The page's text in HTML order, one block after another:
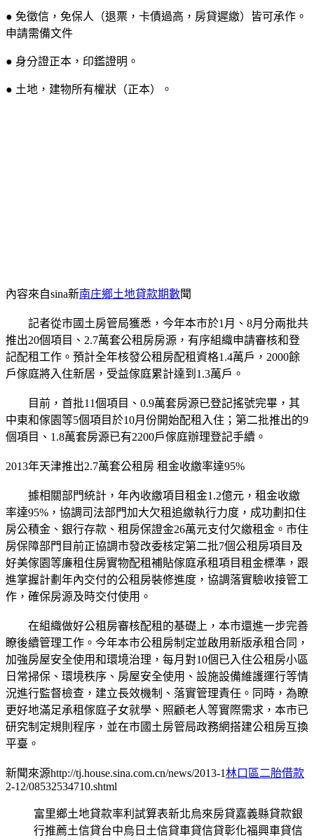
● 免徵信，免保人（退票，卡債過高，房貸遲繳）皆可承作。
申請需備文件
● 身分證正本，印鑑證明。
● 土地，建物所有權狀（正本）。
內容來自sina新南庄鄉土地貸款期數聞
記者從市國土房管局獲悉，今年本市於1月、8月分兩批共
推出20個項目、2.7萬套公租房房源，有序組織申請審核和登
記配租工作。預計全年核發公租房配租資格1.4萬戶，2000餘
戶傢庭將入住新居，受益傢庭累計達到1.3萬戶。
目前，首批11個項目、0.9萬套房源已登記搖號完畢，其
中東和傢園等5個項目於10月份開始配租入住；第二批推出的9
個項目、1.8萬套房源已有2200戶傢庭辦理登記手續。
2013年天津推出2.7萬套公租房 租金收繳率達95%
據相關部門統計，年內收繳項目租金1.2億元，租金收繳
率達95%，協調司法部門加大欠租追繳執行力度，成功劃扣住
房公積金、銀行存款、租房保證金26萬元支付欠繳租金。市住
房保障部門目前正協調市發改委核定第二批7個公租房項目及
好美傢園等廉租住房實物配租補貼傢庭承租項目租金標準，跟
進掌握計劃年內交付的公租房裝修進度，協調落實驗收接管工
作，確保房源及時交付使用。
在組織做好公租房審核配租的基礎上，本市還進一步完善
瞭後續管理工作。今年本市公租房制定並啟用新版承租合同，
加強房屋安全使用和環境治理，每月對10個已入住公租房小區
日常掃保、環境秩序、房屋安全使用、設施設備維護運行等情
況進行監督檢查，建立長效機制、落實管理責任。同時，為瞭
更好地滿足承租傢庭子女就學、照顧老人等實際需求，本市已
研究制定規則程序，並在市國土房管局政務網搭建公租房互換
平臺。
新聞來源http://tj.house.sina.com.cn/news/2013-1林口區二胎借款
2-12/08532534710.shtml
富里鄉土地貸款率利試算表新北烏來房貸嘉義縣貸款銀
行推薦土信貸台中烏日土信貸車貸信貸彰化福興車貸信